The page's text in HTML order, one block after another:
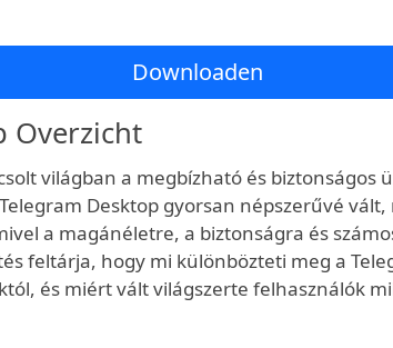
Downloaden
Overzicht
világban a megbízható és biztonságos
Desktop gyorsan népszerűvé
a magánéletre, a biztonságra és
feltárja, hogy mi különbözteti meg a
és miért vált világszerte felhasználók